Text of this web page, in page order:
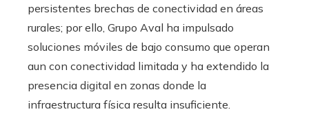
persistentes brechas de conectividad en áreas
rurales; por ello, Grupo Aval ha impulsado
soluciones móviles de bajo consumo que operan
aun con conectividad limitada y ha extendido la
presencia digital en zonas donde la
infraestructura física resulta insuficiente.